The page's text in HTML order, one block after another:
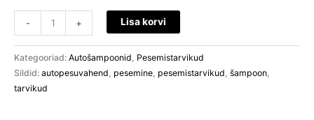
- + Lisa korvi
Kategooriad: Autošampoonid Pesemistarvikud
Sildid: autopesuvahend pesemine pesemistarvikud šampoon
tarvikud